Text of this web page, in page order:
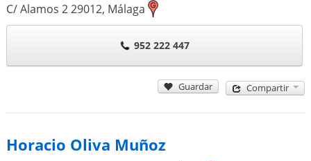
C/ Alamos 229012, Málaga
952 222 447
Guardar Compartir
Horacio Oliva Muñoz